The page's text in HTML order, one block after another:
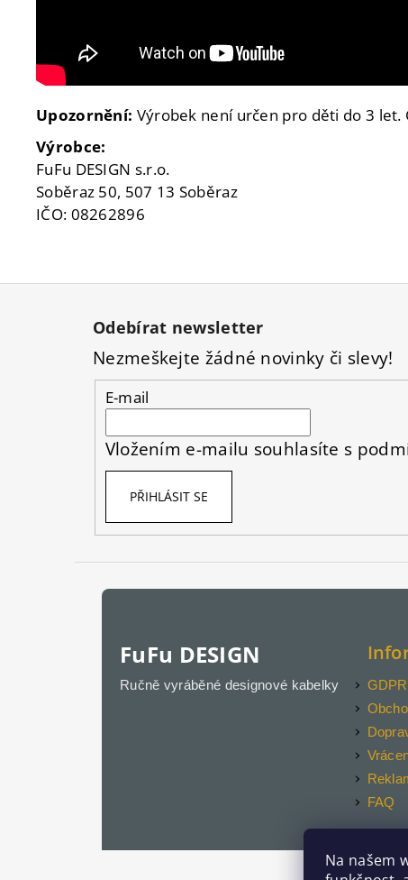
Na našem
Upozornění: Výrobek není určen pro děti do 3
Výrobce:
FuFu DESIGN s.r.o.
Soběraz 50, 507 13 Soběraz
IČO: 08262896
Z
Odebírat newsletter
Nezmeškejte žádné novinky či slevy!
E-mail
Vložením e-mailu souhlasíte s
PŘIHLÁSIT SE
FuFu DESIGN
Ručně vyráběné designové kabelky
FAQ